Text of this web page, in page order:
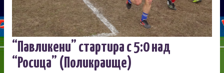
“Павликени” стартира с 5:0 над
“Росица” (Поликраище)